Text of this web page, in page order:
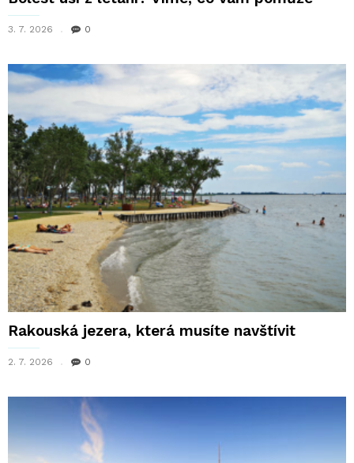
3. 7. 2026 0
Rakouská jezera, která musíte navštívit
2. 7. 2026 0